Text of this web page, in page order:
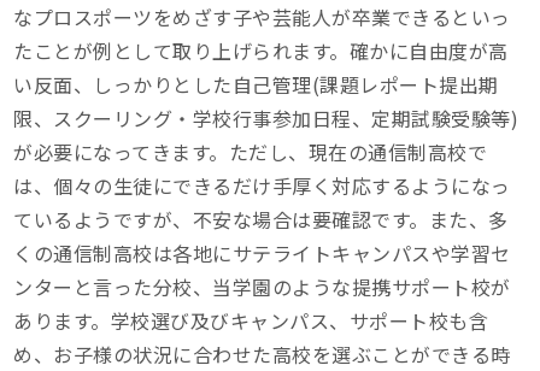
なプロスポーツをめざす子や芸能人が卒業できるといっ
たことが例として取り上げられます。確かに自由度が高
い反面、しっかりとした自己管理(課題レポート提出期
限、スクーリング・学校行事参加日程、定期試験受験等)
が必要になってきます。ただし、現在の通信制高校で
は、個々の生徒にできるだけ手厚く対応するようになっ
ているようですが、不安な場合は要確認です。また、多
くの通信制高校は各地にサテライトキャンパスや学習セ
ンターと言った分校、当学園のような提携サポート校が
あります。学校選び及びキャンパス、サポート校も含
め、お子様の状況に合わせた高校を選ぶことができる時